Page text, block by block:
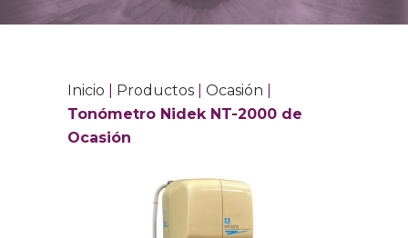
Inicio Productos Ocasión
Tonómetro Nidek NT-2000 de
Ocasión